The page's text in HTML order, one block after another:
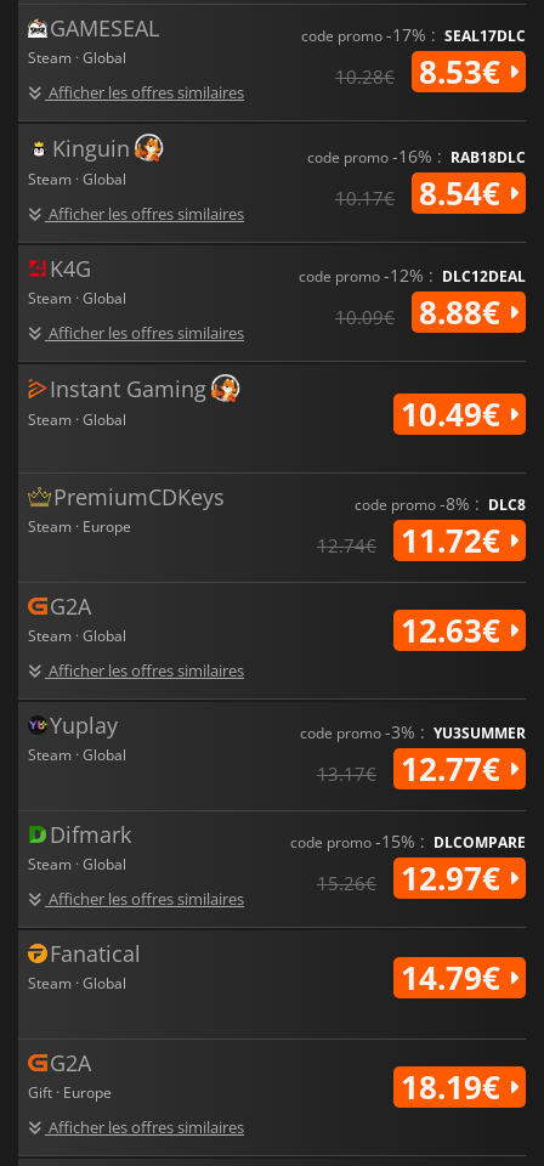
GAMESEAL
Steam · Global
Afficher les offres similaires
code promo-17% : SEAL17DLC
10.28€ 8.53€
Kinguin
Steam · Global
Afficher les offres similaires
code promo-16% : RAB18DLC
10.17€ 8.54€
K4G
Steam · Global
Afficher les offres similaires
code promo-12% : DLC12DEAL
10.09€ 8.88€
Instant Gaming
Steam · Global 10.49€
PremiumCDKeys
Steam · Europe
code promo-8% : DLC8
12.74€ 11.72€
G2A
Steam · Global
Afficher les offres similaires
12.63€
Yuplay
Steam · Global
code promo-3% : YU3SUMMER
13.17€ 12.77€
Difmark
Steam · Global
Afficher les offres similaires
code promo-15% : DLCOMPARE
15.26€ 12.97€
Fanatical
Steam · Global 14.79€
G2A
Gift · Europe
Afficher les offres similaires
18.19€